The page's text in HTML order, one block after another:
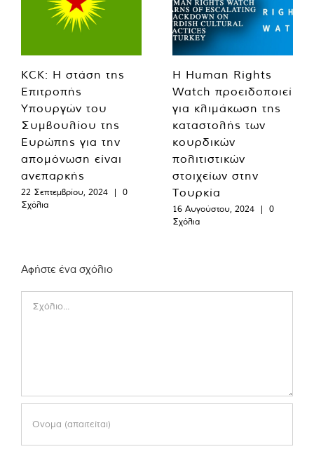
KCK: Η στάση της
Επιτροπής
Υπουργών του
Συμβουλίου της
Ευρώπης για την
απομόνωση είναι
ανεπαρκής
22 Σεπτεμβρίου, 2024 |
0
Σχόλια
Η Human Rights
Watch προειδοποιεί
για κλιμάκωση της
καταστολής των
κουρδικών
πολιτιστικών
στοιχείων στην
Τουρκία
16 Αυγούστου, 2024 |
0
Σχόλια
Αφήστε ένα σχόλιο